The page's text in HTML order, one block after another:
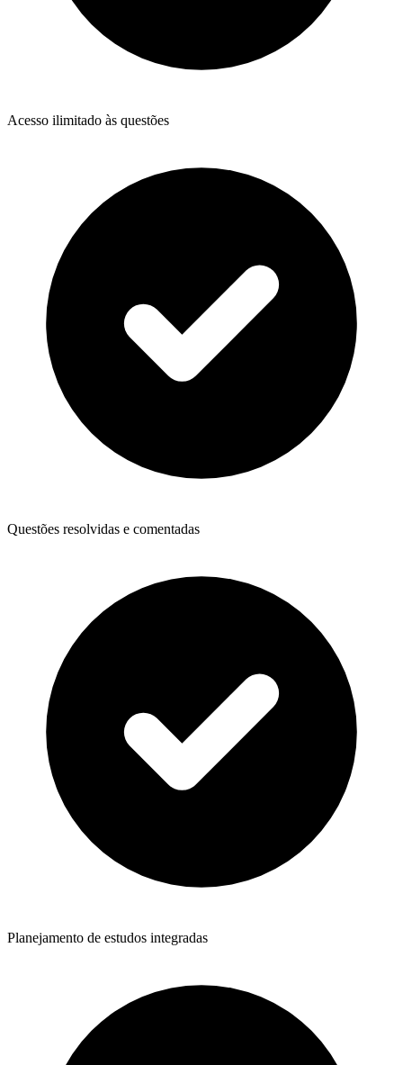
Acesso ilimitado às questões
Questões resolvidas e comentadas
Planejamento de estudos integradas